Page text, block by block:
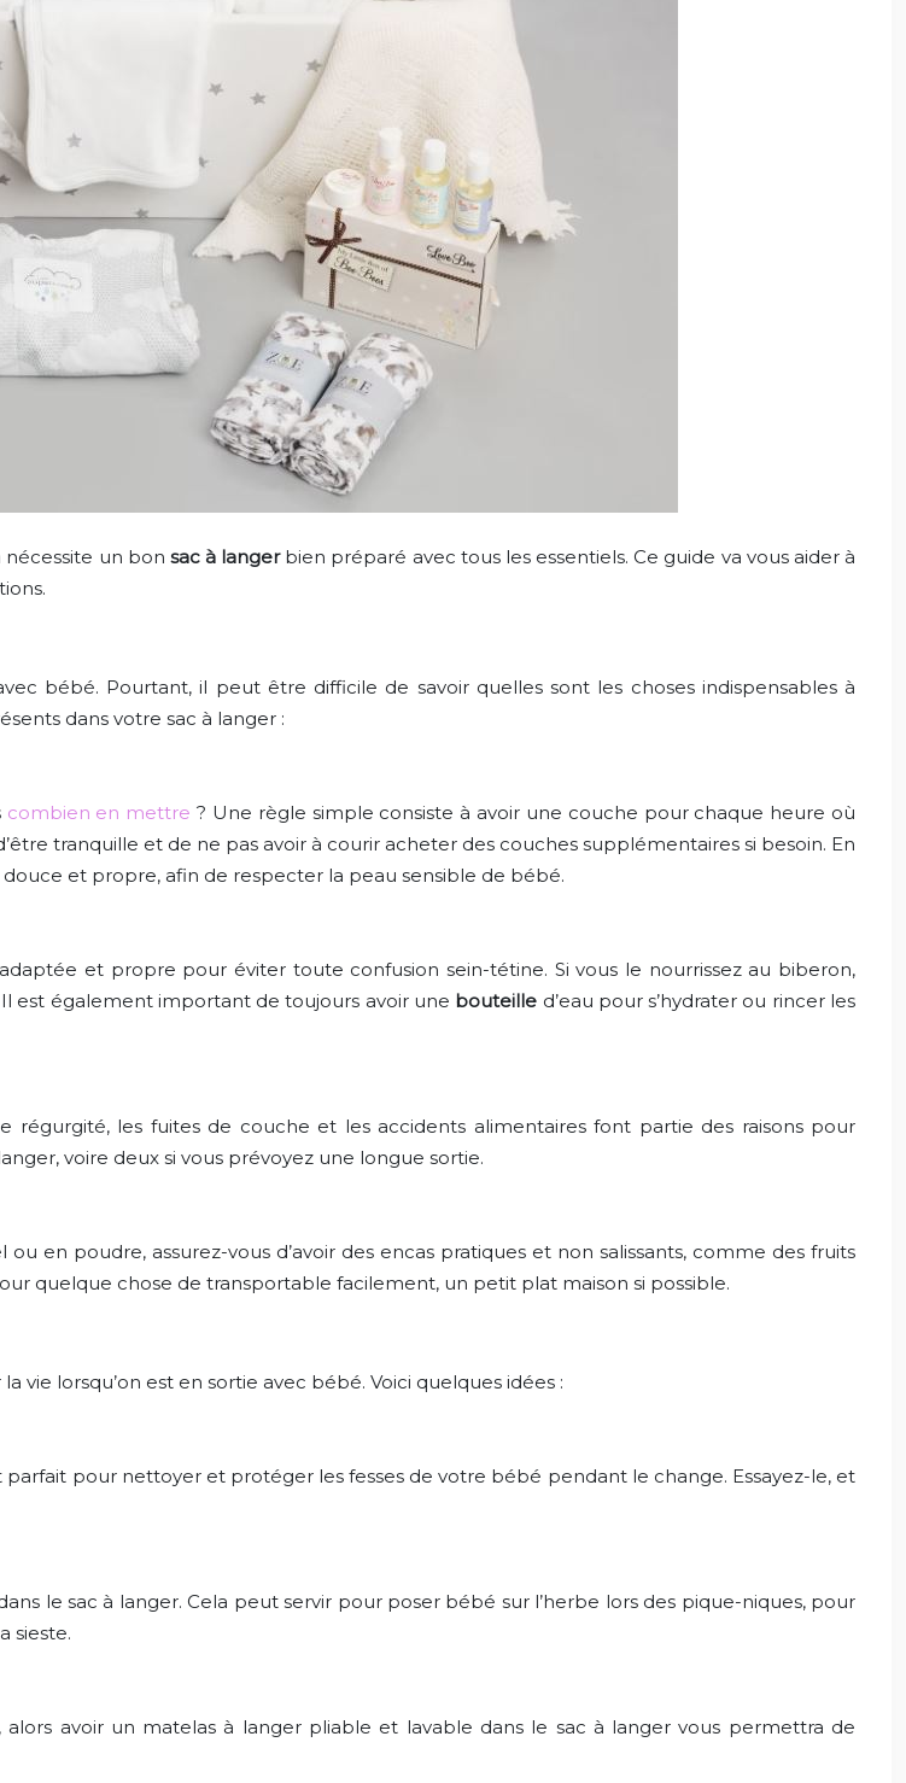
nécessite un bon sac à langerbien préparé avec tous les essentiels. Ce guide va vous aider à
bébé. Pourtant, il peut être difficile de savoir quelles sont les choses indispensables à
dans votre sac à langer :
combien en mettre ? Une règle simple consiste à avoir une couche pour chaque heure où
tranquille et de ne pas avoir à courir acheter des couches supplémentaires si besoin. En
et propre, afin de respecter la peau sensible de bébé.
et propre pour éviter toute confusion sein-tétine. Si vous le nourrissez au biberon,
est également important de toujours avoir une bouteille d’eau pour s’hydrater ou rincer les
régurgité, les fuites de couche et les accidents alimentaires font partie des raisons pour
voire deux si vous prévoyez une longue sortie.
en poudre, assurez-vous d’avoir des encas pratiques et non salissants, comme des fruits
quelque chose de transportable facilement, un petit plat maison si possible.
vie lorsqu’on est en sortie avec bébé. Voici quelques idées :
pour nettoyer et protéger les fesses de votre bébé pendant le change. Essayez-le, et
le sac à langer. Cela peut servir pour poser bébé sur l’herbe lors des pique-niques, pour
sieste.
alors avoir un matelas à langer pliable et lavable dans le sac à langer vous permettra de